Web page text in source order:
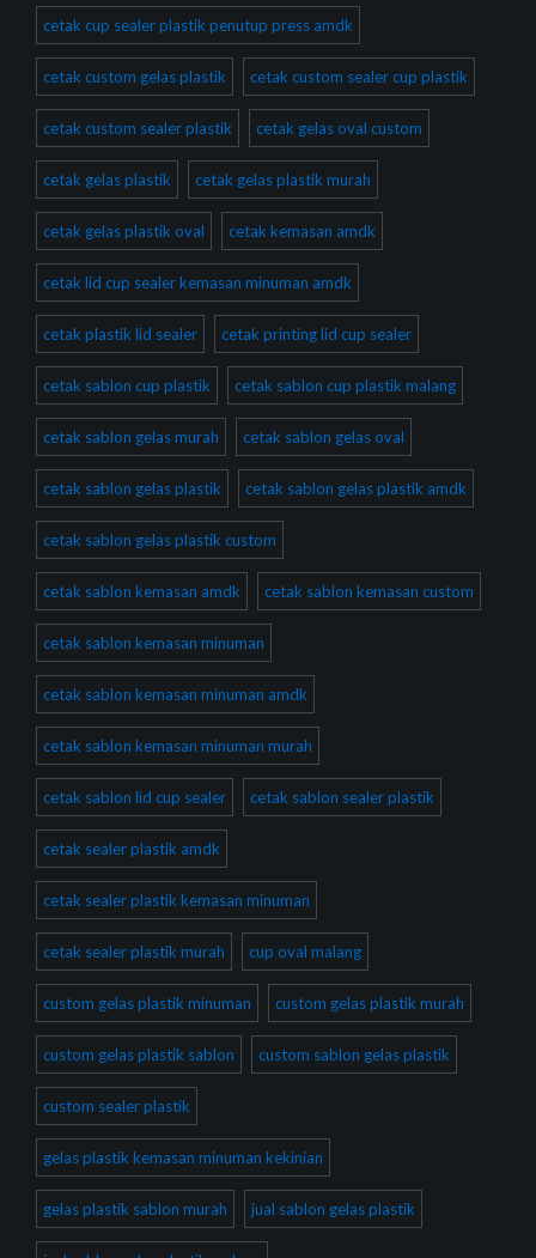
cetak cup sealer plastik penutup press amdk
cetak custom gelas plastik cetak custom sealer cup plastik
cetak custom sealer plastik cetak gelas oval custom
cetak gelas plastik cetak gelas plastik murah
cetak gelas plastik oval cetak kemasan amdk
cetak lid cup sealer kemasan minuman amdk
cetak plastik lid sealer cetak printing lid cup sealer
cetak sablon cup plastik cetak sablon cup plastik malang
cetak sablon gelas murah cetak sablon gelas oval
cetak sablon gelas plastik cetak sablon gelas plastik amdk
cetak sablon gelas plastik custom
cetak sablon kemasan amdk cetak sablon kemasan custom
cetak sablon kemasan minuman
cetak sablon kemasan minuman amdk
cetak sablon kemasan minuman murah
cetak sablon lid cup sealer cetak sablon sealer plastik
cetak sealer plastik amdk
cetak sealer plastik kemasan minuman
cetak sealer plastik murah cup oval malang
custom gelas plastik minuman custom gelas plastik murah
custom gelas plastik sablon custom sablon gelas plastik
custom sealer plastik
gelas plastik kemasan minuman kekinian
gelas plastik sablon murah jual sablon gelas plastik